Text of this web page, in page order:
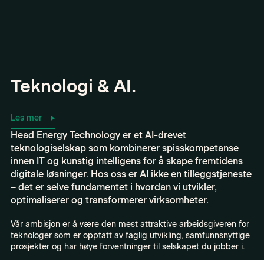
Teknologi & AI.
Les mer
Head Energy Technology er et AI-drevet
teknologiselskap som kombinerer spisskompetanse
innen IT og kunstig intelligens for å skape fremtidens
digitale løsninger. Hos oss er AI ikke en tilleggstjeneste
– det er selve fundamentet i hvordan vi utvikler,
optimaliserer og transformerer virksomheter.
Vår ambisjon er å være den mest attraktive arbeidsgiveren for
teknologer som er opptatt av faglig utvikling, samfunnsnyttige
prosjekter og har høye forventninger til selskapet du jobber i.